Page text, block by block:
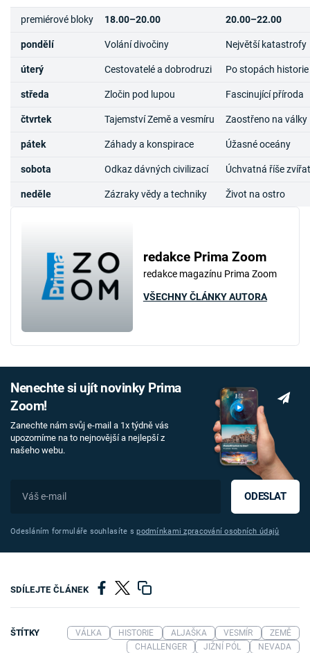
premiérové bloky 18.00–20.00 20.00–22.00
pondělí Volání divočiny Největší katastrofy
úterý Cestovatelé a dobrodruzi Po stopách historie
středa Zločin pod lupou Fascinující příroda
čtvrtek Tajemství Země a vesmíru Zaostřeno na války
pátek Záhady a konspirace Úžasné oceány
sobota Odkaz dávných civilizací Úchvatná říše zvířat
neděle Zázraky vědy a techniky Život na ostro
redakce Prima Zoom
redakce magazínu Prima Zoom
VŠECHNY ČLÁNKY AUTORA
Nenechte si ujít novinky Prima
Zoom!
Zanechte nám svůj e-mail a 1x týdně vás
upozorníme na to nejnovější a nejlepší z
našeho webu.
ODESLAT
Odesláním formuláře souhlasíte spodmínkami zpracování osobních údajů
SDÍLEJTE ČLÁNEK
ŠTÍTKY VÁLKA HISTORIE ALJAŠKA VESMÍR
ZEMĚ
CHALLENGER
JIŽNÍ PÓL NEVADA